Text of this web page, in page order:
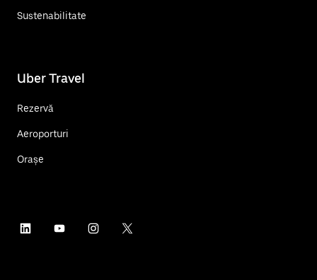
Sustenabilitate
Uber Travel
Rezervă
Aeroporturi
Orașe